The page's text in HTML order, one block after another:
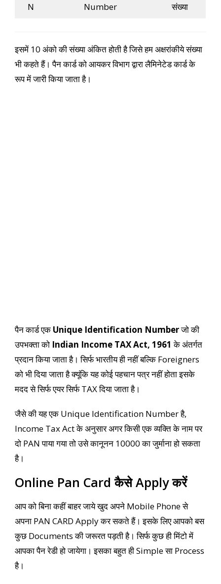
N Number संख्या
इसमें 10 अंको की संख्या अंकित होती है जिसे हम अक्षरांकीये संख्या
भी कहते हैं। पैन कार्ड को आयकर विभाग द्वारा लैमिनेटेड कार्ड के
रूप में जारी किया जाता है।
पैन कार्ड एक Unique Identification Numberजो की
उपभक्ता को Indian Income TAX Act, 1961 के अंतर्गत
प्रदान किया जाता है। सिर्फ भारतीय ही नहीं बल्कि Foreigners
को भी दिया जाता है क्यूंकि यह कोई पहचान पत्र नहीं होता इसके
मदद से सिर्फ एयर सिर्फ TAX दिया जाता है।
जैसे की यह एक Unique Identification Number है,
Income Tax Act के अनुसार अगर किसी एक व्यक्ति के नाम पर
दो PAN पाया गया तो उसे कानूनन 10000 का जुर्माना हो सकता
है।
Online Pan Card कैसे Apply करें
आप को बिना कहीं बाहर जाये खुद अपने Mobile Phone से
अपना PAN CARD Apply कर सकते हैं। इसके लिए आपको बस
कुछ Documents की जरूरत पड़ती है। सिर्फ कुछ ही मिंटो में
आपका पैन रेडी हो जायेगा। इसका बहुत ही Simple सा Process
है।